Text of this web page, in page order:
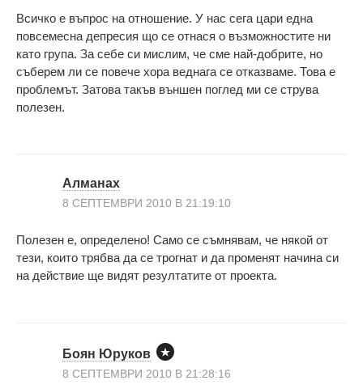
Всичко е въпрос на отношение. У нас сега цари една
повсемесна депресия що се отнася о възможностите ни
като група. За себе си мислим, че сме най-добрите, но
съберем ли се повече хора веднага се отказваме. Това е
проблемът. Затова такъв външен поглед ми се струва
полезен.
Алманах
8 СЕПТЕМВРИ 2010 В 21:19:10
Полезен е, определено! Само се съмнявам, че някой от
тези, които трябва да се трогнат и да променят начина си
на действие ще видят резултатите от проекта.
Боян Юруков
8 СЕПТЕМВРИ 2010 В 21:28:16